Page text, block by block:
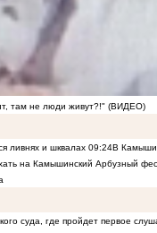
там не люди живут?!" (ВИДЕО)
ливнях и шквалах 09:24В
на Камышинский Арбузный
суда, где пройдет первое